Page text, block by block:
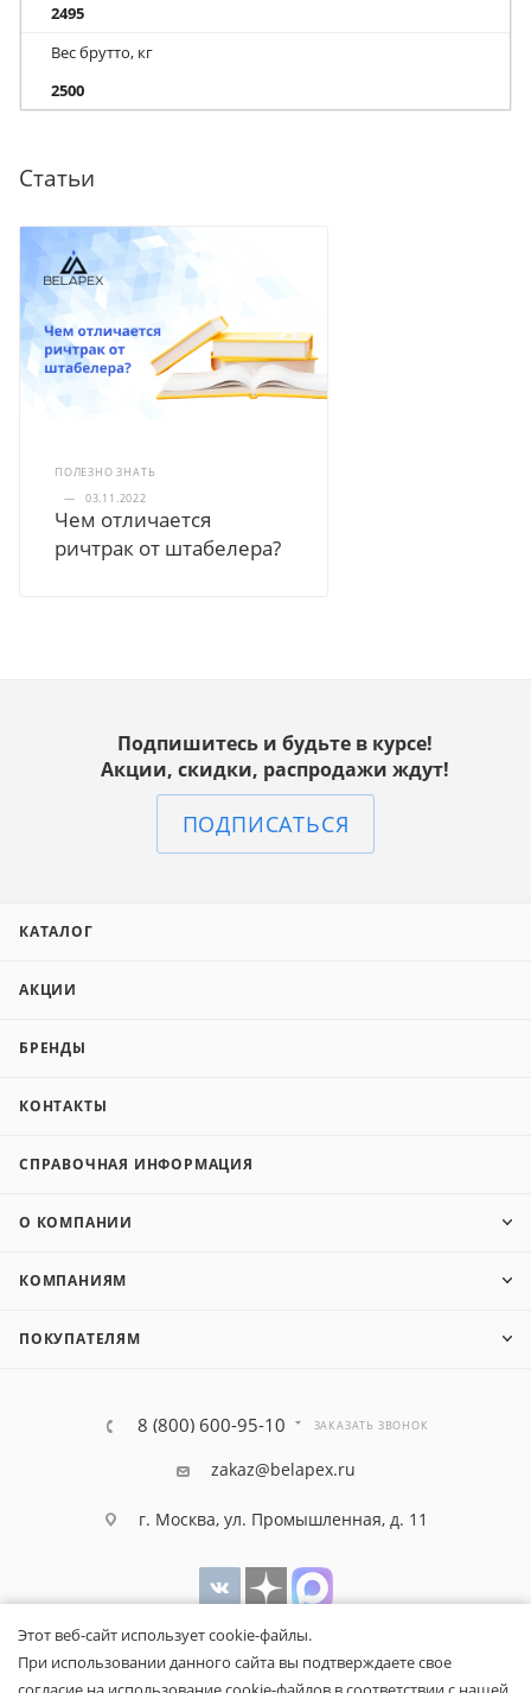
2495
Вес брутто, кг
2500
Статьи
ПОЛЕЗНО ЗНАТЬ
—
03.11.2022
Чем отличается
ричтрак от штабелера?
Подпишитесь и будьте в курсе!
Акции, скидки, распродажи ждут!
ПОДПИСАТЬСЯ
КАТАЛОГ
АКЦИИ
БРЕНДЫ
КОНТАКТЫ
СПРАВОЧНАЯ ИНФОРМАЦИЯ
О КОМПАНИИ
КОМПАНИЯМ
ПОКУПАТЕЛЯМ
8 (800) 600-95-10 ЗАКАЗАТЬ ЗВОНОК
zakaz@belapex.ru
г. Москва, ул. Промышленная, д. 11
Этот веб-сайт использует cookie-файлы.
При использовании данного сайта вы подтверждаете свое